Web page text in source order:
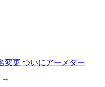
変更 ついにアーメダー
→